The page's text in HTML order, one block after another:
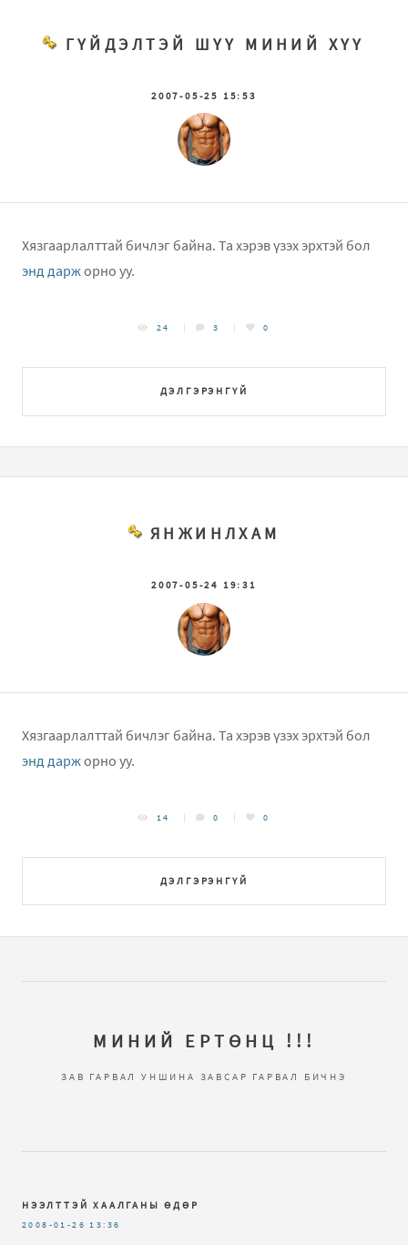
ГҮЙДЭЛТЭЙ ШҮҮ МИНИЙ ХҮҮ
2007-05-25 15:53
Хязгаарлалттай бичлэг байна. Та хэрэв үзэх эрхтэй бол
энд даржорно уу.
ДЭЛГЭРЭНГҮЙ
24 3 0
ЯНЖИНЛХАМ
2007-05-24 19:31
Хязгаарлалттай бичлэг байна. Та хэрэв үзэх эрхтэй бол
энд даржорно уу.
ДЭЛГЭРЭНГҮЙ
14 0 0
МИНИЙ ЕРТӨНЦ !!!
ЗАВ ГАРВАЛ УНШИНА ЗАВСАР ГАРВАЛ БИЧНЭ
НЭЭЛТТЭЙ ХААЛГАНЫ ӨДӨР
2008-01-26 13:36